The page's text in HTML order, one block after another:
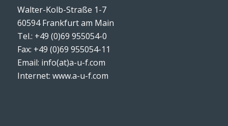
Walter-Kolb-Straße 1-7
60594 Frankfurt am Main
Tel.: +49 (0)69 955054-0
Fax: +49 (0)69 955054-11
Email: info(at)a-u-f.com
Internet: www.a-u-f.com